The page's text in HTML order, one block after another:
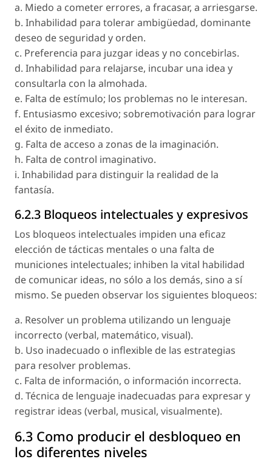
a. Miedo a cometer errores, a fracasar, a arriesgarse.
b. Inhabilidad para tolerar ambigüedad, dominante
deseo de seguridad y orden.
c. Preferencia para juzgar ideas y no concebirlas.
d. Inhabilidad para relajarse, incubar una idea y
consultarla con la almohada.
e. Falta de estímulo; los problemas no le interesan.
f. Entusiasmo excesivo; sobremotivación para lograr
el éxito de inmediato.
g. Falta de acceso a zonas de la imaginación.
h. Falta de control imaginativo.
i. Inhabilidad para distinguir la realidad de la
fantasía.
6.2.3 Bloqueos intelectuales y expresivos
Los bloqueos intelectuales impiden una eficaz
elección de tácticas mentales o una falta de
municiones intelectuales; inhiben la vital habilidad
de comunicar ideas, no sólo a los demás, sino a sí
mismo. Se pueden observar los siguientes bloqueos:
a. Resolver un problema utilizando un lenguaje
incorrecto (verbal, matemático, visual).
b. Uso inadecuado o inflexible de las estrategias
para resolver problemas.
c. Falta de información, o información incorrecta.
d. Técnica de lenguaje inadecuadas para expresar y
registrar ideas (verbal, musical, visualmente).
6.3 Como producir el desbloqueo en
los diferentes niveles